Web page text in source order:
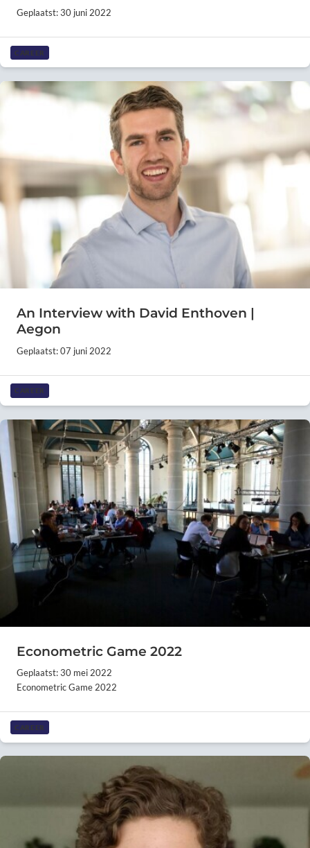
Geplaatst: 30 juni 2022
CAREER
An Interview with David Enthoven |
Aegon
Geplaatst: 07 juni 2022
CAREER
Econometric Game 2022
Geplaatst: 30 mei 2022
Econometric Game 2022
CAREER